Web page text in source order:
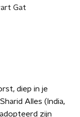
Gat
diep in je
Alles (India,
zijn